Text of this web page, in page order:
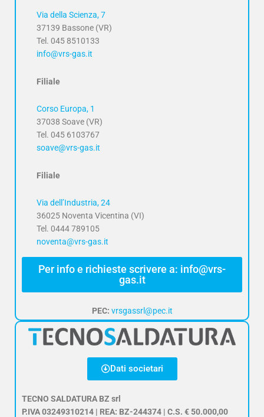
Via della Scienza, 7
37139 Bassone (VR)
Tel. 045 8510133
info@vrs-gas.it
Filiale
Corso Europa, 1
37038 Soave (VR)
Tel. 045 6103767
soave@vrs-gas.it
Filiale
Via dell’Industria, 24
36025 Noventa Vicentina (VI)
Tel. 0444 789105
noventa@vrs-gas.it
Per info e richieste scrivere a: info@vrs-
gas.it
PEC: vrsgassrl@pec.it
Dati societari
TECNO SALDATURA BZ srl
P.IVA 03249310214 | REA: BZ-244374 | C.S. € 50.000,00